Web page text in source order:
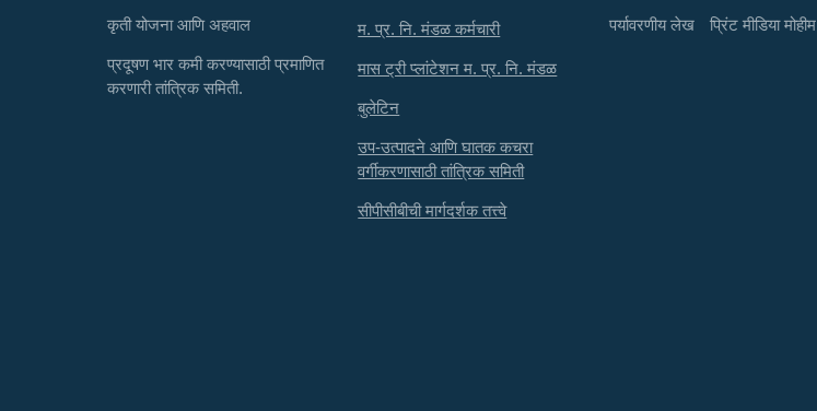
कृती योजना आणि अहवाल
प्रदूषण भार कमी करण्यासाठी प्रमाणित
करणारी तांत्रिक समिती.
म. प्र. नि. मंडळ कर्मचारी
मास ट्री प्लांटेशन म. प्र. नि. मंडळ
बुलेटिन
उप-उत्पादने आणि घातक कचरा
वर्गीकरणासाठी तांत्रिक समिती
सीपीसीबीची मार्गदर्शक तत्त्वे
पर्यावरणीय लेख प्रिंट मीडिया मोहीम